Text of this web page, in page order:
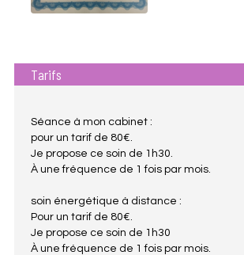
Tarifs
Séance à mon cabinet :
pour un tarif de 80€.
Je propose ce soin de 1h30.
À une fréquence de 1 fois par mois.
soin énergétique à distance :
Pour un tarif de 80€.
Je propose ce soin de 1h30
À une fréquence de 1 fois par mois.